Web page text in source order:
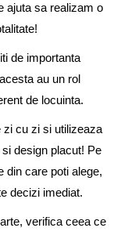
ajuta sa realizam o
de importanta
au un rol
de locuinta.
zi cu zi si utilizeaza
design placut! Pe
din care poti alege,
decizi imediat.
verifica ceea ce